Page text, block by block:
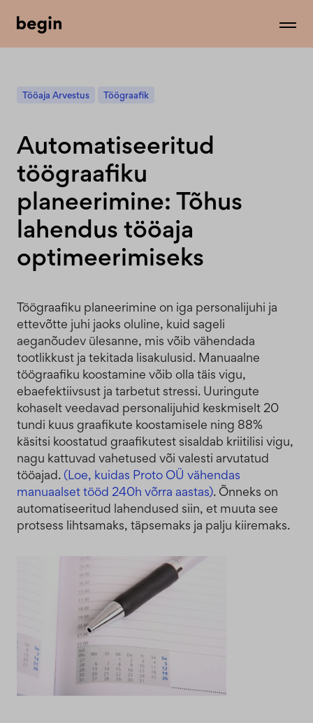
Tööaja Arvestus Töögraafik
Automatiseeritud
töögraafiku
planeerimine: Tõhus
lahendus tööaja
optimeerimiseks
Töögraafiku planeerimine on iga personalijuhi ja
ettevõtte juhi jaoks oluline, kuid sageli
aeganõudev ülesanne, mis võib vähendada
tootlikkust ja tekitada lisakulusid. Manuaalne
töögraafiku koostamine võib olla täis vigu,
ebaefektiivsust ja tarbetut stressi. Uuringute
kohaselt veedavad personalijuhid keskmiselt 20
tundi kuus graafikute koostamisele ning 88%
käsitsi koostatud graafikutest sisaldab kriitilisi vigu,
nagu kattuvad vahetused või valesti arvutatud
tööajad. (Loe, kuidas Proto OÜ vähendas
manuaalset tööd 240h võrra aastas). Õnneks on
automatiseeritud lahendused siin, et muuta see
protsess lihtsamaks, täpsemaks ja palju kiiremaks.